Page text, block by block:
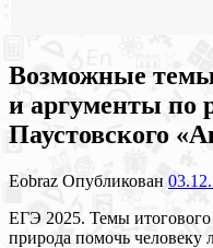
Возможные темы
и аргументы по
Паустовского
Eobraz Опубликован
ЕГЭ 2025. Темы
природа помочь человеку